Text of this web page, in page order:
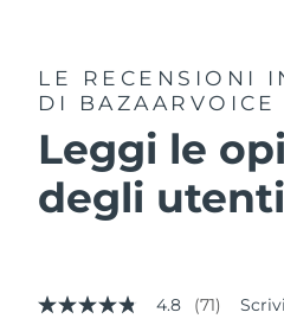
LE RECENSIONI
DI BAZAARVOICE
Leggi le
degli
4.8
4.8 (71)